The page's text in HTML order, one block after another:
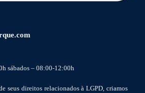
sábados – 08:00-12:00h
seus direitos relacionados à LGPD, criamos